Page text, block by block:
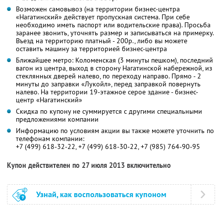
Возможен самовывоз (на территории бизнес-центра
«Нагатинский» действует пропускная система. При себе
необходимо иметь паспорт или водительские права). Просьба
заранее звонить, уточнять размер и записываться на примерку.
Въезд на территорию платный - 200р., либо вы можете
оставить машину за территорией бизнес-центра
Ближайшее метро: Коломенская (3 минуты пешком), последний
вагон из центра, выход в сторону Нагатинской набережной, из
стеклянных дверей налево, по переходу направо. Прямо - 2
минуты до заправки «Лукойл», перед заправкой повернуть
налево. На территории 19-этажное серое здание - бизнес-
центр «Нагатинский»
Скидка по купону не суммируется с другими специальными
предложениями компании
Информацию по условиям акции вы также можете уточнить по
телефонам компании:
+7 (499) 618-32-22, +7 (499) 618-30-22, +7 (985) 764-90-95
Купон действителен по 27 июля 2013 включительно
Узнай, как воспользоваться купоном